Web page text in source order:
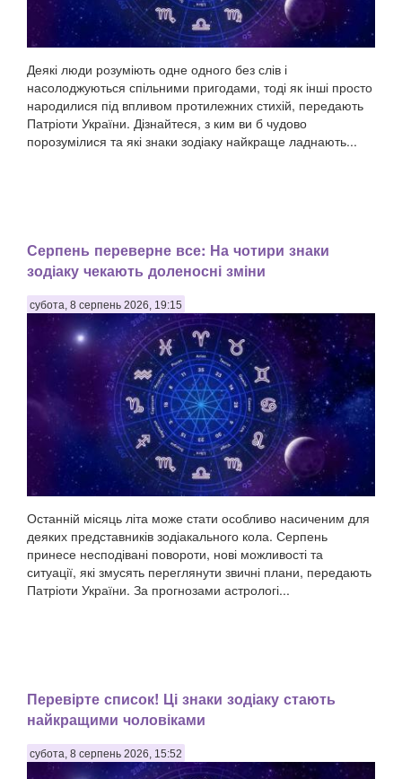
Деякі люди розуміють одне одного без слів і
насолоджуються спільними пригодами, тоді як інші просто
народилися під впливом протилежних стихій, передають
Патріоти України. Дізнайтеся, з ким ви б чудово
порозумілися та які знаки зодіаку найкраще ладнають...
Серпень переверне все: На чотири знаки
зодіаку чекають доленосні зміни
субота, 8 серпень 2026, 19:15
Останній місяць літа може стати особливо насиченим для
деяких представників зодіакального кола. Серпень
принесе несподівані повороти, нові можливості та
ситуації, які змусять переглянути звичні плани, передають
Патріоти України. За прогнозами астрологі...
Перевірте список! Ці знаки зодіаку стають
найкращими чоловіками
субота, 8 серпень 2026, 15:52